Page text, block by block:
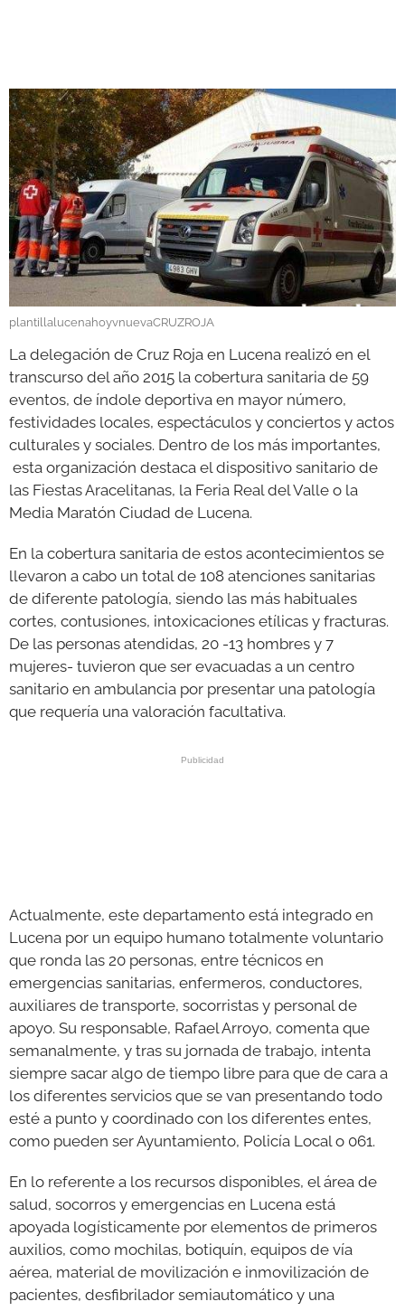
NECROLÓGICAS
GALERÍAS
plantillalucenahoyvnuevaCRUZROJA
La delegación de Cruz Roja en Lucena realizó en el
transcurso del año 2015 la cobertura sanitaria de 59
eventos, de índole deportiva en mayor número,
festividades locales, espectáculos y conciertos y actos
culturales y sociales. Dentro de los más importantes,
esta organización destaca el dispositivo sanitario de
las Fiestas Aracelitanas, la Feria Real del Valle o la
Media Maratón Ciudad de Lucena.
En la cobertura sanitaria de estos acontecimientos se
llevaron a cabo un total de 108 atenciones sanitarias
de diferente patología, siendo las más habituales
cortes, contusiones, intoxicaciones etílicas y fracturas.
De las personas atendidas, 20 -13 hombres y 7
mujeres- tuvieron que ser evacuadas a un centro
sanitario en ambulancia por presentar una patología
que requería una valoración facultativa.
Actualmente, este departamento está integrado en
Lucena por un equipo humano totalmente voluntario
que ronda las 20 personas, entre técnicos en
emergencias sanitarias, enfermeros, conductores,
auxiliares de transporte, socorristas y personal de
apoyo. Su responsable, Rafael Arroyo, comenta que
semanalmente, y tras su jornada de trabajo, intenta
siempre sacar algo de tiempo libre para que de cara a
los diferentes servicios que se van presentando todo
esté a punto y coordinado con los diferentes entes,
como pueden ser Ayuntamiento, Policía Local o 061.
En lo referente a los recursos disponibles, el área de
salud, socorros y emergencias en Lucena está
apoyada logísticamente por elementos de primeros
auxilios, como mochilas, botiquín, equipos de vía
aérea, material de movilización e inmovilización de
pacientes, desfibrilador semiautomático y una